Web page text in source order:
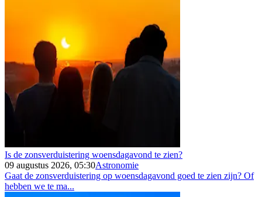
Is de zonsverduistering woensdagavond te zien?
09 augustus 2026, 05:30Astronomie
Gaat de zonsverduistering op woensdagavond goed te zien zijn? Of
hebben we te ma...